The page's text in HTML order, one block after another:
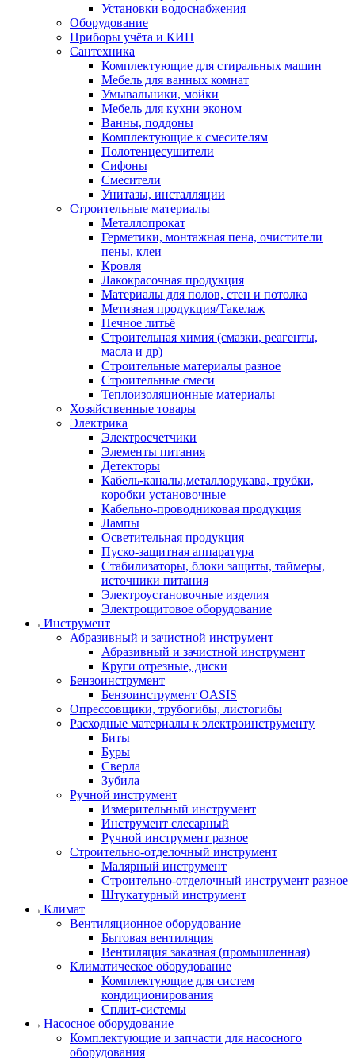
Установки водоснабжения
Оборудование
Приборы учёта и КИП
Сантехника
Комплектующие для стиральных машин
Мебель для ванных комнат
Умывальники, мойки
Мебель для кухни эконом
Ванны, поддоны
Комплектующие к смесителям
Полотенцесушители
Сифоны
Смесители
Унитазы, инсталляции
Строительные материалы
Металлопрокат
Герметики, монтажная пена, очистители
пены, клеи
Кровля
Лакокрасочная продукция
Материалы для полов, стен и потолка
Метизная продукция/Такелаж
Печное литьё
Строительная химия (смазки, реагенты,
масла и др)
Строительные материалы разное
Строительные смеси
Теплоизоляционные материалы
Хозяйственные товары
Электрика
Электросчетчики
Элементы питания
Детекторы
Кабель-каналы,металлорукава, трубки,
коробки установочные
Кабельно-проводниковая продукция
Лампы
Осветительная продукция
Пуско-защитная аппаратура
Стабилизаторы, блоки защиты, таймеры,
источники питания
Электроустановочные изделия
Электрощитовое оборудование
Инструмент
Абразивный и зачистной инструмент
Абразивный и зачистной инструмент
Круги отрезные, диски
Бензоинструмент
Бензоинструмент OASIS
Опрессовщики, трубогибы, листогибы
Расходные материалы к электроинструменту
Биты
Буры
Сверла
Зубила
Ручной инструмент
Измерительный инструмент
Инструмент слесарный
Ручной инструмент разное
Строительно-отделочный инструмент
Малярный инструмент
Строительно-отделочный инструмент разное
Штукатурный инструмент
Климат
Вентиляционное оборудование
Бытовая вентиляция
Вентиляция заказная (промышленная)
Климатическое оборудование
Комплектующие для систем
кондиционирования
Сплит-системы
Насосное оборудование
Комплектующие и запчасти для насосного
оборудования